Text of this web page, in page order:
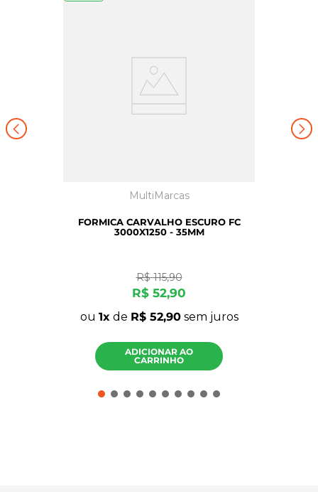
MultiMarcas
FORMICA CARVALHO ESCURO FC
3000X1250 - 35MM
R$ 115,90
R$ 52,90
ou 1 de R$ 52,90sem juros
ADICIONAR AO
CARRINHO